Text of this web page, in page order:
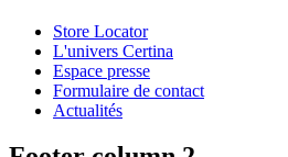
Store Locator
L'univers Certina
Espace presse
Formulaire de contact
Actualités